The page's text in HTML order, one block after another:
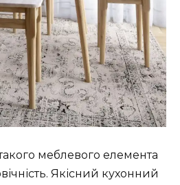
меблевого елемента
Якісний кухонний